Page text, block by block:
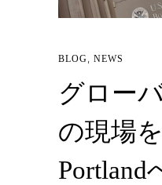
BLOG, NEWS
グロー
の現場
Portland